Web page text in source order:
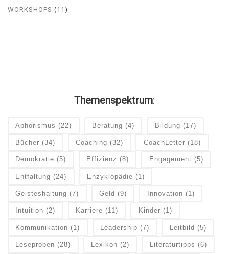
WORKSHOPS (11)
Themenspektrum:
Aphorismus (22) Beratung (4) Bildung (17)
Bücher (34) Coaching (32) CoachLetter (18)
Demokratie (5) Effizienz (8) Engagement (5)
Entfaltung (24) Enzyklopädie (1)
Geisteshaltung (7) Geld (9) Innovation (1)
Intuition (2) Karriere (11) Kinder (1)
Kommunikation (1) Leadership (7) Leitbild (5)
Leseproben (28) Lexikon (2) Literaturtipps (6)